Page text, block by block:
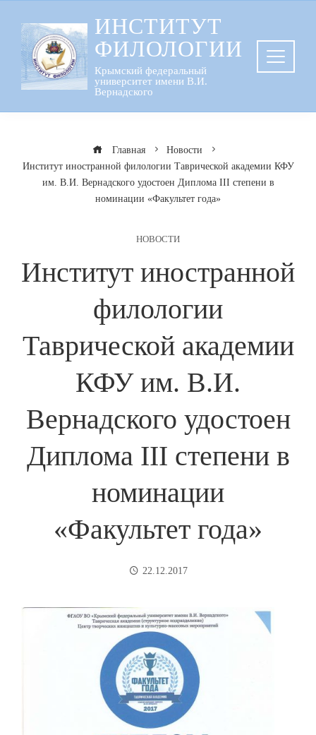
содержанию
ИНСТИТУТ
ФИЛОЛОГИИ
Крымский федеральный
университет имени В.И.
Вернадского
Главная
Новости
Институт иностранной филологии Таврической академии КФУ
им. В.И. Вернадского удостоен Диплома III степени в
номинации «Факультет года»
НОВОСТИ
Институт иностранной
филологии
Таврической академии
КФУ им. В.И.
Вернадского удостоен
Диплома III степени в
номинации
«Факультет года»
22.12.2017